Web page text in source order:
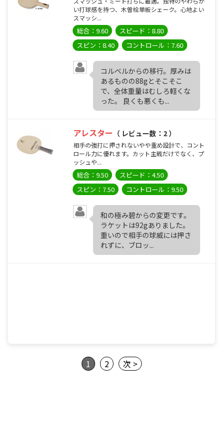
い打球感を持つ、木曽桧単板シェーク。心地よい
スマッシ...
総合：9.60
スピード：8.80
スピン：8.40
コントロール：7.60
コルベルからの移行。厚みは
あるものの88gとそこそこ
で、全体重量はむしろ軽くな
った。 良くも悪くも...
アレスター （ レビュー数：2 ）
相手の強打に押されないやや重め設計で、コント
ロール力に優れます。カット主戦だけでなく、プ
ッシュや...
総合：9.50
スピード：4.50
スピン：7.50
コントロール：9.50
和の極み碧からの変更です。
ラケットは92gありました。
重いので相手の球威には押さ
れずに、ブロッ...
1 2 次 >